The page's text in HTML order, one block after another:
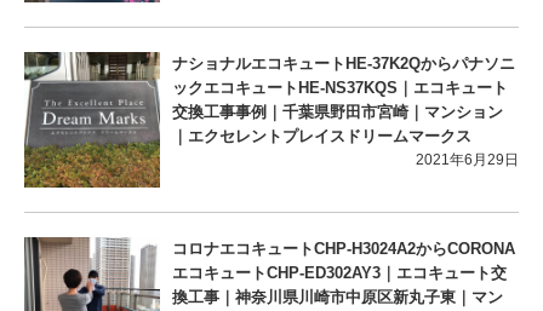
ナショナルエコキュートHE-37K2Qからパナソニ
ックエコキュートHE-NS37KQS｜エコキュート
交換工事事例｜千葉県野田市宮崎｜マンション
｜エクセレントプレイスドリームマークス
2021年6月29日
コロナエコキュートCHP-H3024A2からCORONA
エコキュートCHP-ED302AY3｜エコキュート交
換工事｜神奈川県川崎市中原区新丸子東｜マン